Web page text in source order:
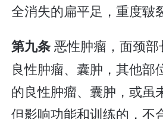
全消失的扁平足，重度皲
第九条恶性肿瘤，面颈
良性肿瘤、囊肿，其他部
的良性肿瘤、囊肿，或虽
但影响功能和训练的，不